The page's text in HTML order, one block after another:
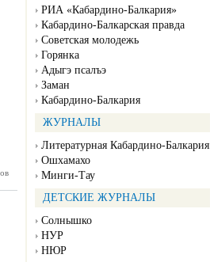
РИА «Кабардино-Балкария»
Кабардино-Балкарская правда
Советская молодежь
Горянка
Адыгэ псалъэ
Заман
Кабардино-Балкария
ЖУРНАЛЫ
Литературная Кабардино-Балкария
Ошхамахо
Минги-Тау
ДЕТСКИЕ ЖУРНАЛЫ
Солнышко
НУР
НЮР
№37